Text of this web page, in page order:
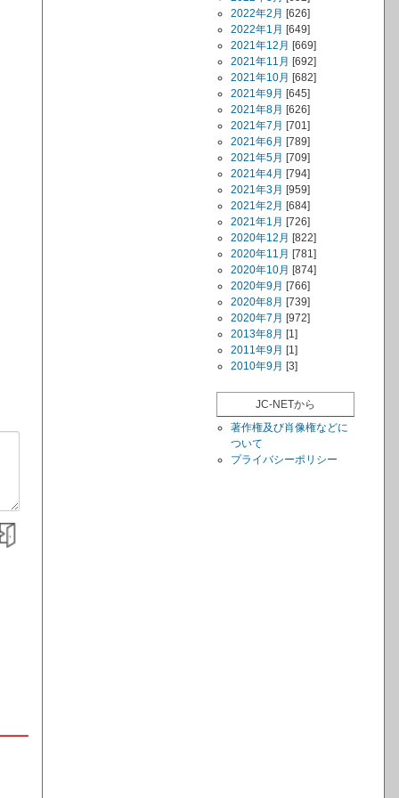
2022年2月 [626]
2022年1月 [649]
2021年12月 [669]
2021年11月 [692]
2021年10月 [682]
2021年9月 [645]
2021年8月 [626]
2021年7月 [701]
2021年6月 [789]
2021年5月 [709]
2021年4月 [794]
2021年3月 [959]
2021年2月 [684]
2021年1月 [726]
2020年12月 [822]
2020年11月 [781]
2020年10月 [874]
2020年9月 [766]
2020年8月 [739]
2020年7月 [972]
2013年8月 [1]
2011年9月 [1]
2010年9月 [3]
JC-NETから
著作権及び肖像権などに
ついて
プライバシーポリシー